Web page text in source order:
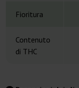
Fioritura
Contenuto
di THC